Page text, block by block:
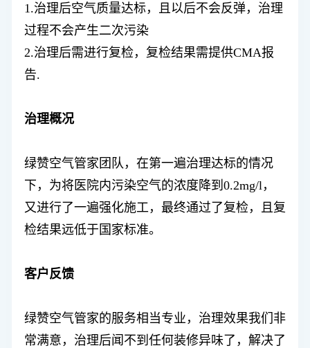
1.治理后空气质量达标，且以后不会反弹，治理
过程不会产生二次污染
2.治理后需进行复检，复检结果需提供CMA报
告.
治理概况
绿赞空气管家团队，在第一遍治理达标的情况
下，为将医院内污染空气的浓度降到 0.2mg/l ，
又进行了一遍强化施工，最终通过了复检，且复
检结果远低于国家标准。
客户反馈
绿赞空气管家的服务相当专业，治理效果我们非
常满意，治理后闻不到任何装修异味了，解决了